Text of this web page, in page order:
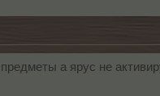
а ярус не